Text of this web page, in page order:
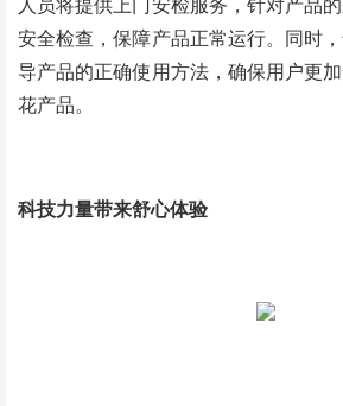
人员将提供上门安检服务，针对产品
安全检查，保障产品正常运行。同时
导产品的正确使用方法，确保用户更
花产品。
科技力量带来舒心体验